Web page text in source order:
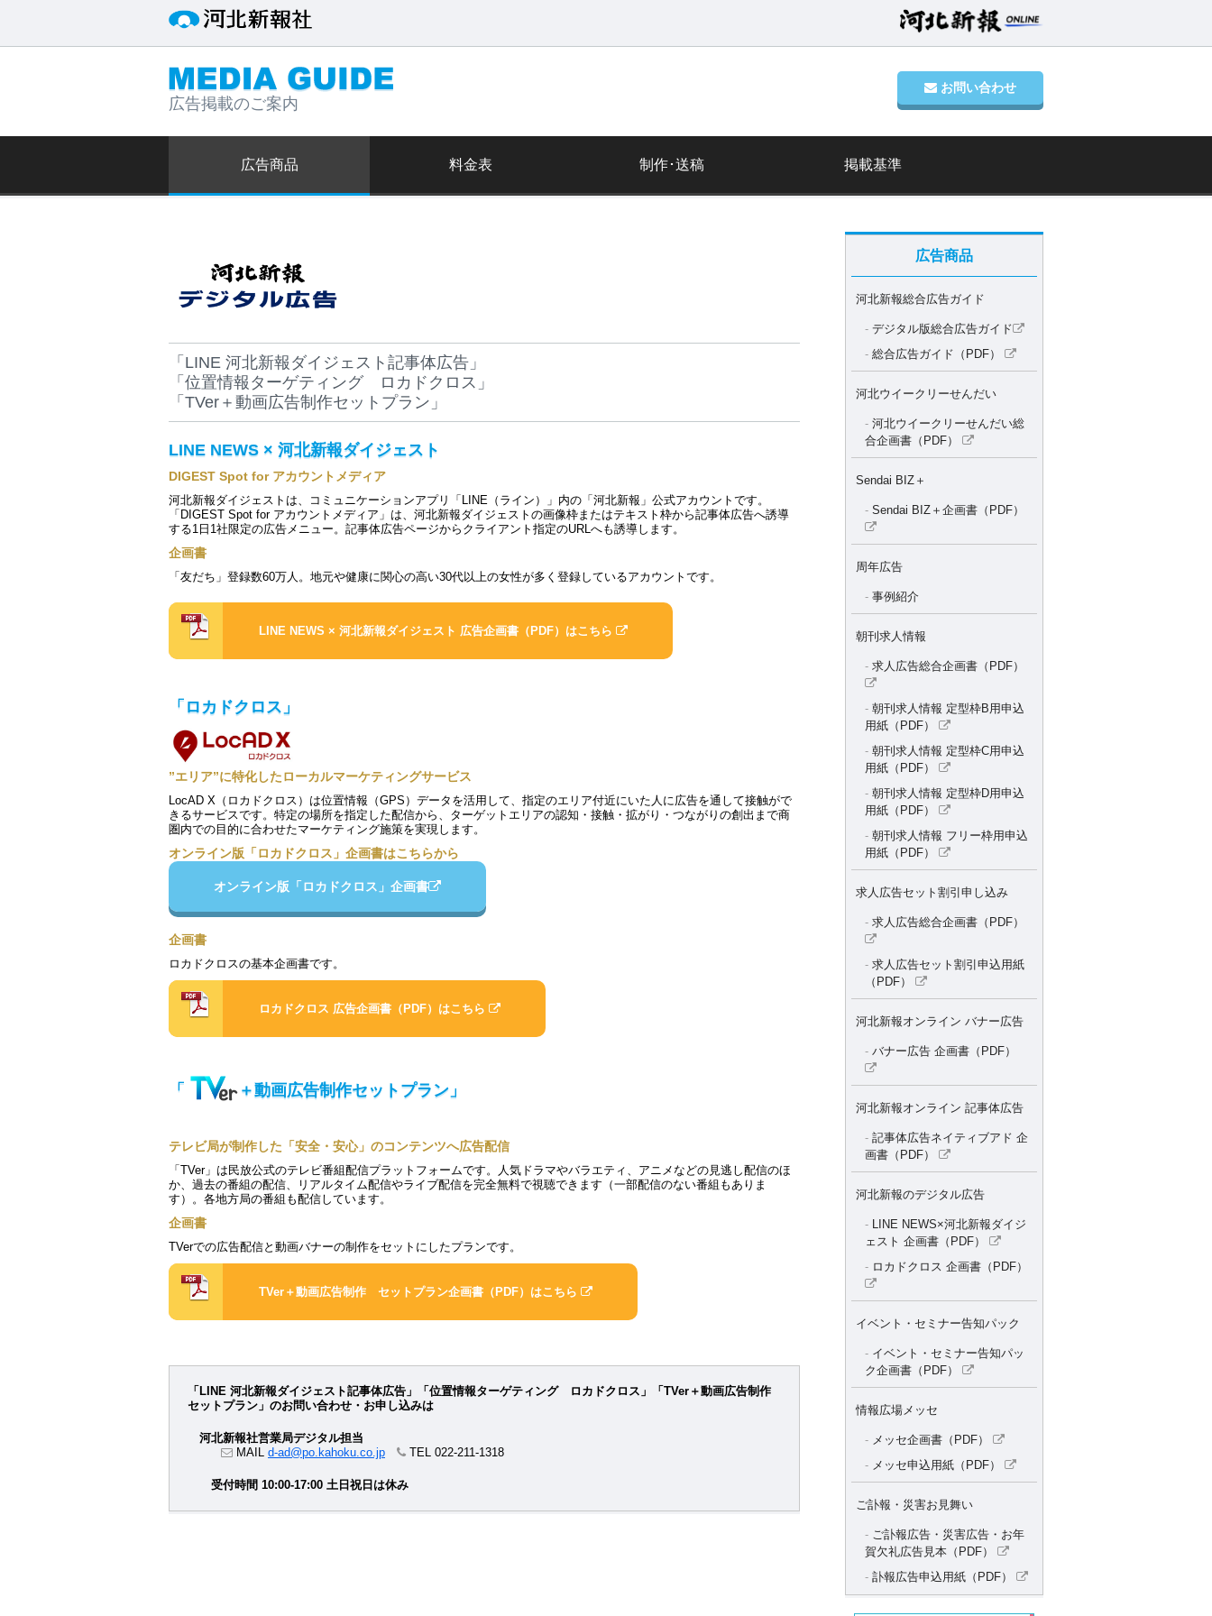
広告掲載のご案内
お問い合わせ
広告商品 料金表 制作･送稿 掲載基準
「LINE 河北新報ダイジェスト記事体広告」
「位置情報ターゲティング ロカドクロス」
「TVer＋動画広告制作セットプラン」
LINE NEWS × 河北新報ダイジェスト
DIGEST Spot for アカウントメディア
河北新報ダイジェストは、コミュニケーションアプリ「LINE（ライン）」内の「河北新報」公式アカウントです。
「DIGEST Spot for アカウントメディア」は、河北新報ダイジェストの画像枠またはテキスト枠から記事体広告へ誘導
する1日1社限定の広告メニュー。記事体広告ページからクライアント指定のURLへも誘導します。
企画書
「友だち」登録数60万人。地元や健康に関心の高い30代以上の女性が多く登録しているアカウントです。
LINE NEWS × 河北新報ダイジェスト 広告企画書（PDF）はこちら
「ロカドクロス」
”エリア”に特化したローカルマーケティングサービス
LocAD X（ロカドクロス）は位置情報（GPS）データを活用して、指定のエリア付近にいた人に広告を通して接触がで
きるサービスです。特定の場所を指定した配信から、ターゲットエリアの認知・接触・拡がり・つながりの創出まで商
圏内での目的に合わせたマーケティング施策を実現します。
オンライン版「ロカドクロス」企画書はこちらから
オンライン版「ロカドクロス」企画書
企画書
ロカドクロスの基本企画書です。
ロカドクロス 広告企画書（PDF）はこちら
「 ＋動画広告制作セットプラン」
テレビ局が制作した「安全・安心」のコンテンツへ広告配信
「TVer」は民放公式のテレビ番組配信プラットフォームです。人気ドラマやバラエティ、アニメなどの見逃し配信のほ
か、過去の番組の配信、リアルタイム配信やライブ配信を完全無料で視聴できます（一部配信のない番組もありま
す）。各地方局の番組も配信しています。
企画書
TVerでの広告配信と動画バナーの制作をセットにしたプランです。
TVer＋動画広告制作 セットプラン企画書（PDF）はこちら
「LINE 河北新報ダイジェスト記事体広告」「位置情報ターゲティング ロカドクロス」「TVer＋動画広告制作
セットプラン」のお問い合わせ・お申し込みは
河北新報社営業局デジタル担当
MAIL d-ad@po.kahoku.co.jp TEL 022-211-1318
受付時間 10:00-17:00 土日祝日は休み
広告商品
河北新報総合広告ガイド
デジタル版総合広告ガイド
総合広告ガイド（PDF）
河北ウイークリーせんだい
河北ウイークリーせんだい総
合企画書（PDF）
Sendai BIZ＋
Sendai BIZ＋企画書（PDF）
周年広告
事例紹介
朝刊求人情報
求人広告総合企画書（PDF）
朝刊求人情報 定型枠B用申込
用紙（PDF）
朝刊求人情報 定型枠C用申込
用紙（PDF）
朝刊求人情報 定型枠D用申込
用紙（PDF）
朝刊求人情報 フリー枠用申込
用紙（PDF）
求人広告セット割引申し込み
求人広告総合企画書（PDF）
求人広告セット割引申込用紙
（PDF）
河北新報オンライン バナー広告
バナー広告 企画書（PDF）
河北新報オンライン 記事体広告
記事体広告ネイティブアド 企
画書（PDF）
河北新報のデジタル広告
LINE NEWS×河北新報ダイジ
ェスト 企画書（PDF）
ロカドクロス 企画書（PDF）
イベント・セミナー告知パック
イベント・セミナー告知パッ
ク企画書（PDF）
情報広場メッセ
メッセ企画書（PDF）
メッセ申込用紙（PDF）
ご訃報・災害お見舞い
ご訃報広告・災害広告・お年
賀欠礼広告見本（PDF）
訃報広告申込用紙（PDF）